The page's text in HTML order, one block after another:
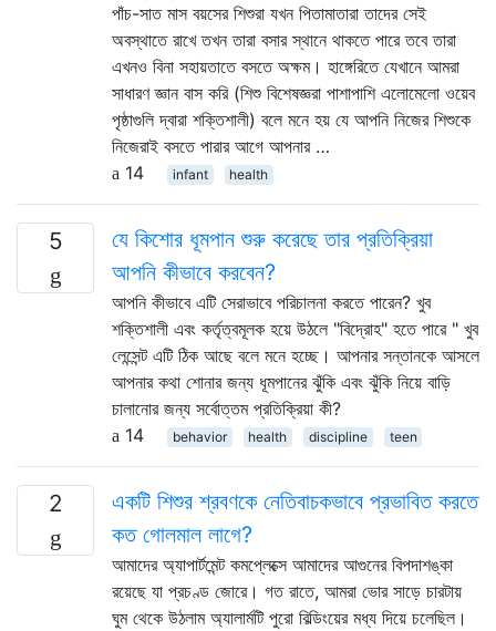
পাঁচ-সাত মাস বয়সের শিশুরা যখন পিতামাতারা তাদের সেই
অবস্থাতে রাখে তখন তারা বসার স্থানে থাকতে পারে তবে তারা
এখনও বিনা সহায়তাতে বসতে অক্ষম। হাঙ্গেরিতে যেখানে আমরা
সাধারণ জ্ঞান বাস করি (শিশু বিশেষজ্ঞরা পাশাপাশি এলোমেলো ওয়েব
পৃষ্ঠাগুলি দ্বারা শক্তিশালী) বলে মনে হয় যে আপনি নিজের শিশুকে
নিজেরাই বসতে পারার আগে আপনার …
14
infant health
5
যে কিশোর ধূমপান শুরু করেছে তার প্রতিক্রিয়া
আপনি কীভাবে করবেন?
আপনি কীভাবে এটি সেরাভাবে পরিচালনা করতে পারেন? খুব
শক্তিশালী এবং কর্তৃত্বমূলক হয়ে উঠলে "বিদ্রোহ" হতে পারে " খুব
লেন্সেন্ট এটি ঠিক আছে বলে মনে হচ্ছে। আপনার সন্তানকে আসলে
আপনার কথা শোনার জন্য ধূমপানের ঝুঁকি এবং ঝুঁকি নিয়ে বাড়ি
চালানোর জন্য সর্বোত্তম প্রতিক্রিয়া কী?
14
behavior health discipline teen
2
একটি শিশুর শ্রবণকে নেতিবাচকভাবে প্রভাবিত করতে
কত গোলমাল লাগে?
আমাদের অ্যাপার্টমেন্ট কমপ্লেক্সে আমাদের আগুনের বিপদাশঙ্কা
রয়েছে যা প্রচণ্ড জোরে। গত রাতে, আমরা ভোর সাড়ে চারটায়
ঘুম থেকে উঠলাম অ্যালার্মটি পুরো বিল্ডিংয়ের মধ্য দিয়ে চলেছিল।